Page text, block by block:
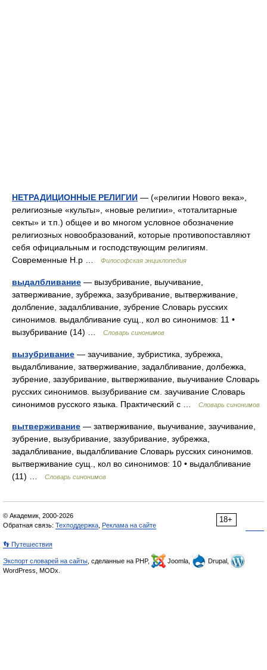
НЕТРАДИЦИОННЫЕ РЕЛИГИИ — («религии Нового века»,
религиозные «культы», «новые религии», «тоталитарные
секты» и т.п.) общее и во многом условное обозначение
религиозных новообразований, которые противопоставляют
себя официальным и господствующим религиям.
Современные Н.р …
Философская энциклопедия
выдалбливание — вызубривание, выучивание,
затверживание, зубрежка, зазубривание, вытверживание,
долбление, задалбливание, зубрение Словарь русских
синонимов. выдалбливание сущ., кол во синонимов: 11 •
вызубривание (14) …
Словарь синонимов
вызубривание — заучивание, зубристика, зубрежка,
выдалбливание, затверживание, задалбливание, долбежка,
зубрение, зазубривание, вытверживание, выучивание Словарь
русских синонимов. вызубривание см. заучивание Словарь
синонимов русского языка. Практический с …
Словарь синонимов
вытверживание — затверживание, выучивание, заучивание,
зубрение, вызубривание, зазубривание, зубрежка,
задалбливание, выдалбливание Словарь русских синонимов.
вытверживание сущ., кол во синонимов: 10 • выдалбливание
(11) …
Словарь синонимов
18+
© Академик, 2000-2026
Обратная связь: Техподдержка Реклама на сайте
👣 Путешествия
Экспорт словарей на сайты , сделанные на PHP, Joomla,
Drupal,
WordPress, MODx.